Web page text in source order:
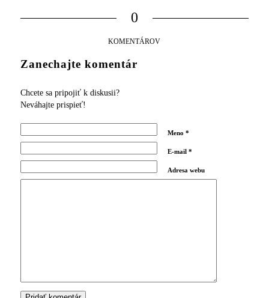
0
KOMENTÁROV
Zanechajte komentár
Chcete sa pripojiť k diskusii?
Neváhajte prispieť!
Meno *
E-mail *
Adresa webu